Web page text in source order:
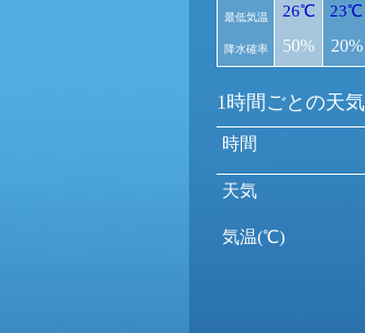
最低気温
降水確率
26℃
50%
23℃
20%
1時間ごとの天気
時間
天気
気温(℃)